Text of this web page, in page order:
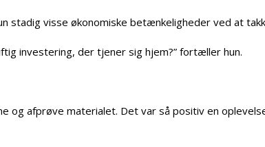
visse økonomiske betænkeligheder ved at
investering, der tjener sig hjem?” fortæller hun.
afprøve materialet. Det var så positiv en